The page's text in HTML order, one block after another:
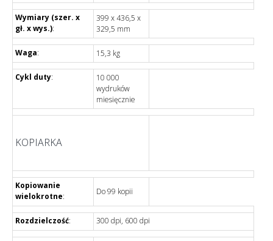
Wymiary (szer. x
gł. x wys.):
399 x 436,5 x
329,5 mm
Waga: 15,3 kg
Cykl duty:
10 000
wydruków
miesięcznie
KOPIARKA
Kopiowanie
wielokrotne: Do 99 kopii
Rozdzielczość: 300 dpi, 600 dpi